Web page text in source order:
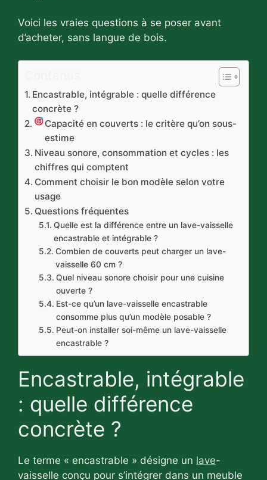
Voici les vraies questions à se poser avant
d’acheter, sans langue de bois.
Encastrable, intégrable : quelle différence
concrète ?
Capacité en couverts : le critère qu’on sous-
estime
Niveau sonore, consommation et cycles : les
chiffres qui comptent
Comment choisir le bon modèle selon votre
usage
Questions fréquentes
Quelle est la différence entre un lave-vaisselle
encastrable et intégrable ?
Combien de couverts peut charger un lave-
vaisselle 60 cm ?
Quel niveau sonore choisir pour une cuisine
ouverte ?
Est-ce qu’un lave-vaisselle encastrable
consomme plus qu’un modèle posable ?
Peut-on installer soi-même un lave-vaisselle
encastrable ?
Encastrable, intégrable
: quelle différence
concrète ?
Le terme « encastrable » désigne un lave-
vaisselle conçu pour s’intégrer dans un meuble